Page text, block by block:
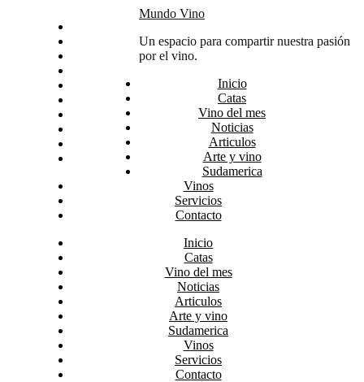
Arte y vino
Sudamerica
Mundo Vino
Un espacio para compartir nuestra pasión
por el vino.
Inicio
Catas
Vino del mes
Noticias
Articulos
Arte y vino
Sudamerica
Vinos
Servicios
Contacto
Inicio
Catas
Vino del mes
Noticias
Articulos
Arte y vino
Sudamerica
Vinos
Servicios
Contacto